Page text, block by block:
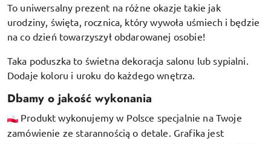
To uniwersalny prezent na różne okazje takie jak
urodziny, święta, rocznica, który wywoła uśmiech i będzie
na co dzień towarzyszył obdarowanej osobie!
Taka poduszka to świetna dekoracja salonu lub sypialni.
Dodaje koloru i uroku do każdego wnętrza.
Dbamy o jakość wykonania
Produkt wykonujemy w Polsce specjalnie na Twoje
zamówienie ze starannością o detale. Grafika jest